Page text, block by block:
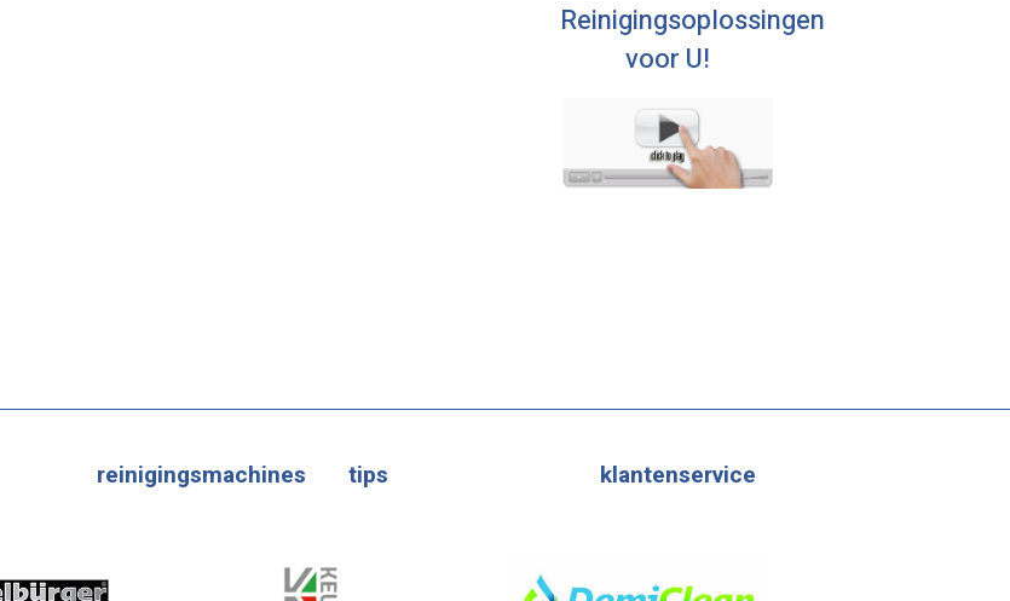
Reinigingsoplossingen
voor U!
reinigingsmachines tips klantenservice